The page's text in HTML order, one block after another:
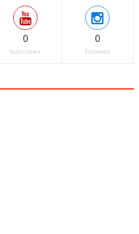
0
Subscribers
0
Followers